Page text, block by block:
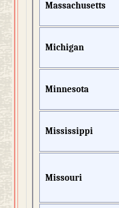
Massachusetts
Michigan
Minnesota
Mississippi
Missouri